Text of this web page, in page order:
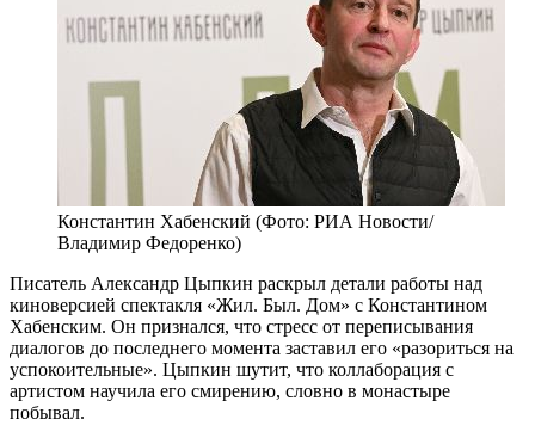
Константин Хабенский (Фото: РИА Новости/
Владимир Федоренко)
Писатель Александр Цыпкин раскрыл детали работы над
киноверсией спектакля «Жил. Был. Дом» с Константином
Хабенским. Он признался, что стресс от переписывания
диалогов до последнего момента заставил его «разориться на
успокоительные». Цыпкин шутит, что коллаборация с
артистом научила его смирению, словно в монастыре
побывал.